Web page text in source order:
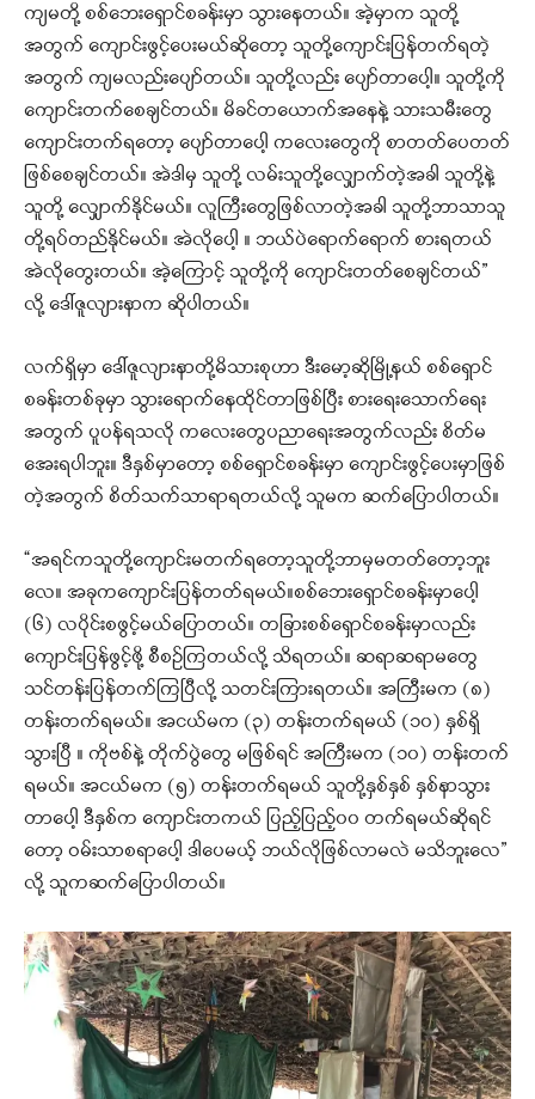
ကျမတို့ စစ်ဘေးရှောင်စခန်းမှာ သွားနေတယ်။ အဲ့မှာက သူတို့
အတွက်‌ ကျောင်းဖွင့်ပေးမယ်ဆိုတော့ သူတို့ကျောင်းပြန်တက်ရတဲ့
အတွက် ကျမလည်းပျော်တယ်။ သူတို့လည်း ပျော်တာပေါ့။ သူတို့ကို
ကျောင်းတက်စေချင်တယ်။ မိခင်တယောက်အနေနဲ့ သားသမီးတွေ
ကျောင်းတက်ရတော့ ပျော်တာပေါ့ ကလေးတွေကို စာတတ်ပေတတ်
ဖြစ်စေချင်တယ်။ အဲဒါမှ သူတို့ လမ်းသူတို့လျှောက်တဲ့အခါ သူတို့နဲ့
သူတို့ လျှောက်နိုင်မယ်။ လူကြီးတွေဖြစ်လာတဲ့အခါ သူတို့ဘာသာသူ
တို့ရပ်တည်နိုင်မယ်။ အဲလိုပေါ့ ။ ဘယ်ပဲရောက်ရောက် စားရတယ်
အဲလိုတွေးတယ်။ အဲ့ကြောင့် သူတို့ကို ကျောင်းတတ်စေချင်တယ်”
လို့ ဒေါ်ဇူလျားနာက ဆိုပါတယ်။
လက်ရှိမှာ ဒေါ်ဇူလျားနာတို့မိသားစုဟာ ဒီးမော့ဆိုမြို့နယ် စစ်ရှောင်
စခန်းတစ်ခုမှာ သွားရောက်နေထိုင်တာဖြစ်ပြီး စားရေးသောက်ရေး
အတွက် ပူပန်ရသလို ကလေးတွေပညာရေးအတွက်လည်း စိတ်မ
အေးရပါဘူး။ ဒီနှစ်မှာ‌တော့ စစ်ရှောင်စခန်းမှာ ကျောင်းဖွင့်ပေးမှာဖြစ်
တဲ့အတွက် စိတ်သက်သာရာရတယ်လို့ သူမက ဆက်ပြောပါတယ်။
“အရင်ကသူတို့ကျောင်းမတက်ရတော့သူတို့ဘာမှမတတ်တော့ဘူး
လေ။ အခုကကျောင်းပြန်တတ်ရမယ်။စစ်ဘေးရှောင်စခန်းမှာပေါ့
(၆) လပိုင်းစဖွင့်မယ်ပြောတယ်။ တခြားစစ်ရှောင်စခန်းမှာလည်း
ကျောင်းပြန်ဖွင့်ဖို့ စီစဉ်ကြတယ်လို့ သိရတယ်။ ဆရာဆရာမတွေ
သင်တန်းပြန်တက်ကြပြီလို့ သတင်းကြားရတယ်။ အကြီးမက (၈)
တန်းတက်ရမယ်။ အငယ်မက (၃) တန်းတက်ရမယ် (၁၀) နှစ်ရှိ
သွားပြီ ။ ကိုဗစ်နဲ့ တိုက်ပွဲတွေ မဖြစ်ရင် အကြီးမက (၁၀) တန်းတက်
ရမယ်။ အငယ်မက (၅) တန်းတက်ရမယ် သူတို့နှစ်နှစ် နှစ်နာသွား
တာ‌ပေါ့ ဒီနှစ်က ကျောင်းတကယ် ပြည့်ပြည့်၀၀ တက်ရမယ်ဆိုရင်
တော့ ဝမ်းသာစရာပေါ့ ဒါပေမယ့် ဘယ်လိုဖြစ်လာမလဲ မသိဘူးလေ”
လို့ သူကဆက်ပြောပါတယ်။